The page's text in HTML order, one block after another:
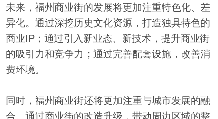
未来，福州商业街的发展将更加注重特色化、差
异化。通过深挖历史文化资源，打造独具特色的
商业IP；通过引入新业态、新技术，提升商业街
的吸引力和竞争力；通过完善配套设施，改善消
费环境。
同时，福州商业街还将更加注重与城市发展的融
合。通过商业街的改造升级，带动周边区域的整